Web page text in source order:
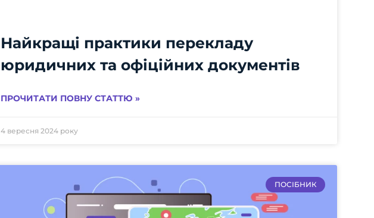
Найкращі практики перекладу
юридичних та офіційних документів
ПРОЧИТАТИ ПОВНУ СТАТТЮ »
4 вересня 2024 року
ПОСІБНИК